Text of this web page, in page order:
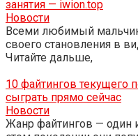
занятия — iwion.top
Новости
Всеми любимый
своего становления в
Читайте дальше,
10 файтингов текущего
сыграть прямо сейчас
Новости
Жанр файтингов — один